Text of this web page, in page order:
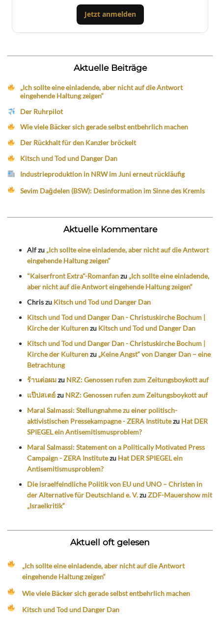
Jetzt anmelden
Aktuelle Beiträge
„Ich sollte eine einladende, aber nicht auf die Antwort
eingehende Haltung zeigen“
Der Ruhrpilot
Wie viele Bäcker sich gerade selbst entbehrlich machen
Der Rückhalt für den Kanzler bröckelt
Kitsch und Tod und Danger Dan
Industrieproduktion in NRW im Juni erneut rückläufig
Sevim Dağdelen (BSW): Desinformation im Sinne des Kremls
Aktuelle Kommentare
Alfzu „Ich sollte eine einladende, aber nicht auf die Antwort
eingehende Haltung zeigen“
"Kaiserfront Extra"-Romanfanzu „Ich sollte eine einladende,
aber nicht auf die Antwort eingehende Haltung zeigen“
Chriszu Kitsch und Tod und Danger Dan
Kitsch und Tod und Danger Dan - Christuskirche Bochum |
Kirche der Kulturenzu Kitsch und Tod und Danger Dan
Kitsch und Tod und Danger Dan - Christuskirche Bochum |
Kirche der Kulturenzu „Keine Angst“ von Danger Dan – eine
Betrachtung
ร้านต่อผมzu NRZ: Genossen rufen zum Zeitungsboykott auf
แป๊ปสเตย์zu NRZ: Genossen rufen zum Zeitungsboykott auf
Maral Salmassi: Stellungnahme zu einer politisch-
aktivistischen Pressekampagne - ZERA Institutezu Hat DER
SPIEGEL ein Antisemitismusproblem?
Maral Salmassi: Statement on a Politically Motivated Press
Campaign - ZERA Institutezu Hat DER SPIEGEL ein
Antisemitismusproblem?
Die israelfeindliche Politik von EU und UNO – Christen in
der Alternative für Deutschland e. V.zuZDF-Mauershow mit
„Israelkritik“
Aktuell oft gelesen
„Ich sollte eine einladende, aber nicht auf die Antwort
eingehende Haltung zeigen“
Wie viele Bäcker sich gerade selbst entbehrlich machen
Kitsch und Tod und Danger Dan